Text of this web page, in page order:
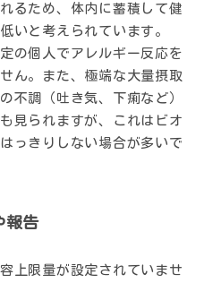
るため、体内に蓄積して健
いと考えられています。
の個人でアレルギー反応を
ん。また、極端な大量摂取
不調（吐き気、下痢など）
見られますが、これはビオ
っきりしない場合が多いで
報告
上限量が設定されていませ